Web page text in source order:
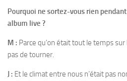
Pourquoi ne sortez-vous rien
album live ?
M : Parce qu’on était tout le temps
pas de tourner.
J : Et le climat entre nous n’était pas